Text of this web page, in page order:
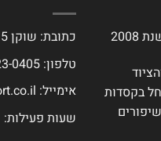
בקסדות
כתובת: שוקן 15, תל אביב
טלפון: 077-423-0405
אימייל:
שעות פעילות: